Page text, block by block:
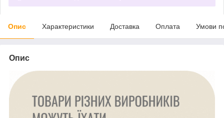
Опис Характеристики Доставка Оплата Умови
Опис